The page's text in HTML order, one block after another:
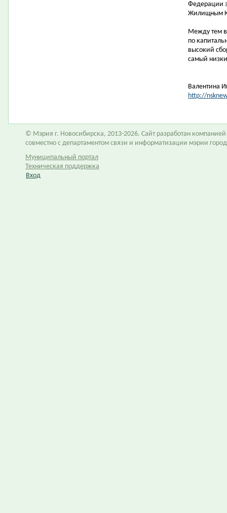
Федерации
Жилищным
Между тем в
по
высокий
самый
Валентина
http://
© Мэрия г. Новосибирска, 2013-2026. Сайт разработан компанией
совместно с департаментом связи и информатизации мэрии
Муниципальный портал
Техническая поддержка
Вход